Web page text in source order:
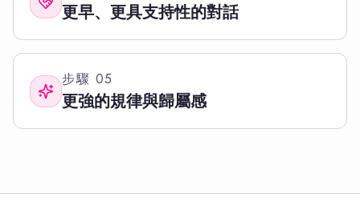
更早、更具支持性的對話
步驟 05
更強的規律與歸屬感